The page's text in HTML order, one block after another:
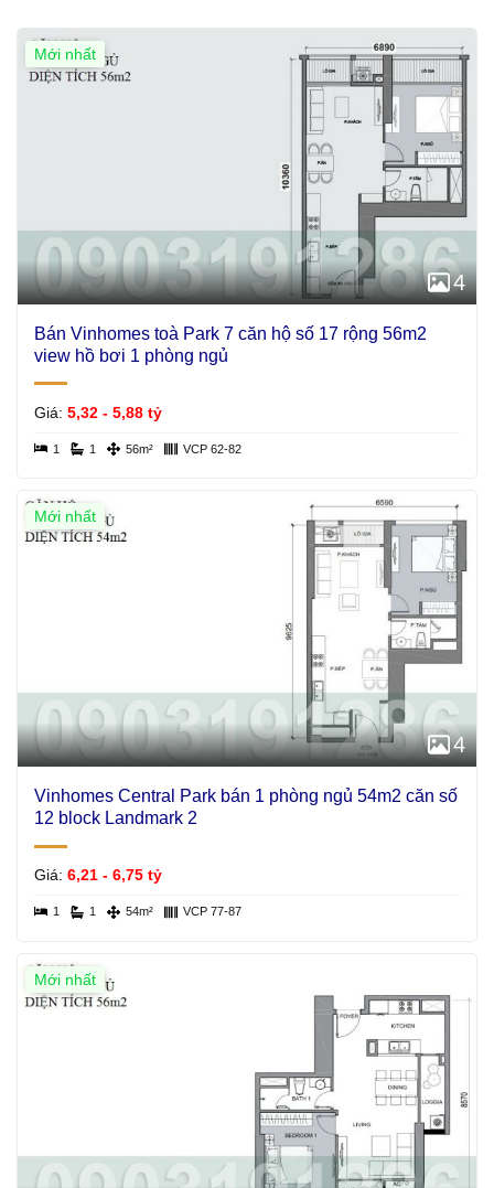
Mới nhất
4
Bán Vinhomes toà Park 7 căn hộ số 17 rộng 56m2
view hồ bơi 1 phòng ngủ
Giá: 5,32 - 5,88 tỷ
1 1 56m² VCP 62-82
Mới nhất
4
Vinhomes Central Park bán 1 phòng ngủ 54m2 căn số
12 block Landmark 2
Giá: 6,21 - 6,75 tỷ
1 1 54m² VCP 77-87
Mới nhất